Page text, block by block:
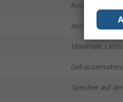
Anschlusstyp
Anzahl der
Maximale
Speicher auf